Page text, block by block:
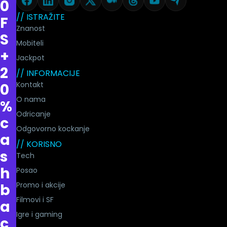
0
F
S
+
2
0
%
c
a
s
h
b
a
// ISTRAŽITE
Znanost
Mobiteli
Jackpot
// INFORMACIJE
Kontakt
O nama
Odricanje
Odgovorno kockanje
// KORISNO
Tech
Posao
Promo i akcije
Filmovi i SF
Igre i gaming